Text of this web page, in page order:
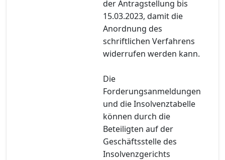
der Antragstellung bis
15.03.2023, damit die
Anordnung des
schriftlichen Verfahrens
widerrufen werden kann.
Die
Forderungsanmeldungen
und die Insolvenztabelle
können durch die
Beteiligten auf der
Geschäftsstelle des
Insolvenzgerichts